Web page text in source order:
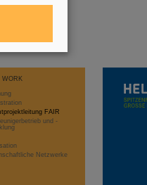
WORK
FAIR
und -
Netzwerke